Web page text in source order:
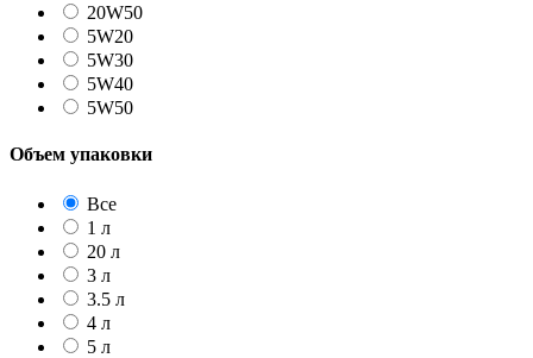
20W50
5W20
5W30
5W40
5W50
Объем упаковки
Все
1 л
20 л
3 л
3.5 л
4 л
5 л